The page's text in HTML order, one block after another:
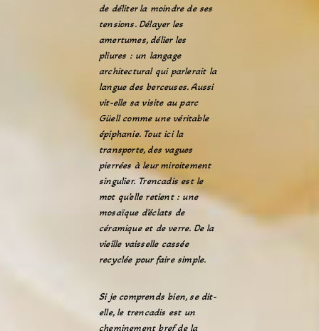
de déliter la moindre de ses
tensions. Délayer les
amertumes, délier les
pliures : un langage
architectural qui parlerait la
langue des berceuses. Aussi
vit-elle sa visite au parc
Güell comme une véritable
épiphanie. Tout ici la
transporte, des vagues
pierrées à leur miroitement
singulier. Trencadis est le
mot qu’elle retient : une
mosaïque d’éclats de
céramique et de verre. De la
vieille vaisselle cassée
recyclée pour faire simple.
Si je comprends bien, se dit-
elle, le trencadis est un
cheminement bref de la